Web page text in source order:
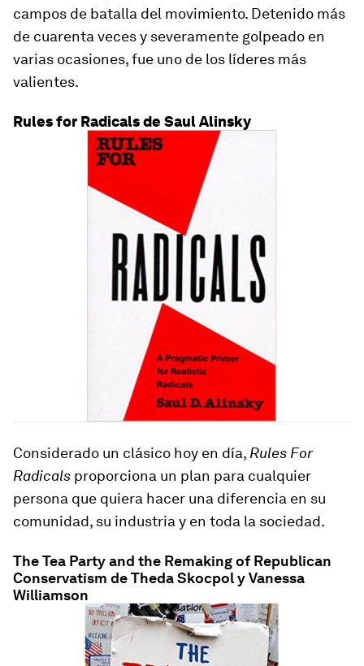
campos de batalla del movimiento. Detenido más
de cuarenta veces y severamente golpeado en
varias ocasiones, fue uno de los líderes más
valientes.
Rules for Radicals de Saul Alinsky
Considerado un clásico hoy en día, Rules For
Radicals proporciona un plan para cualquier
persona que quiera hacer una diferencia en su
comunidad, su industria y en toda la sociedad.
The Tea Party and the Remaking of Republican
Conservatism de Theda Skocpol y Vanessa
Williamson